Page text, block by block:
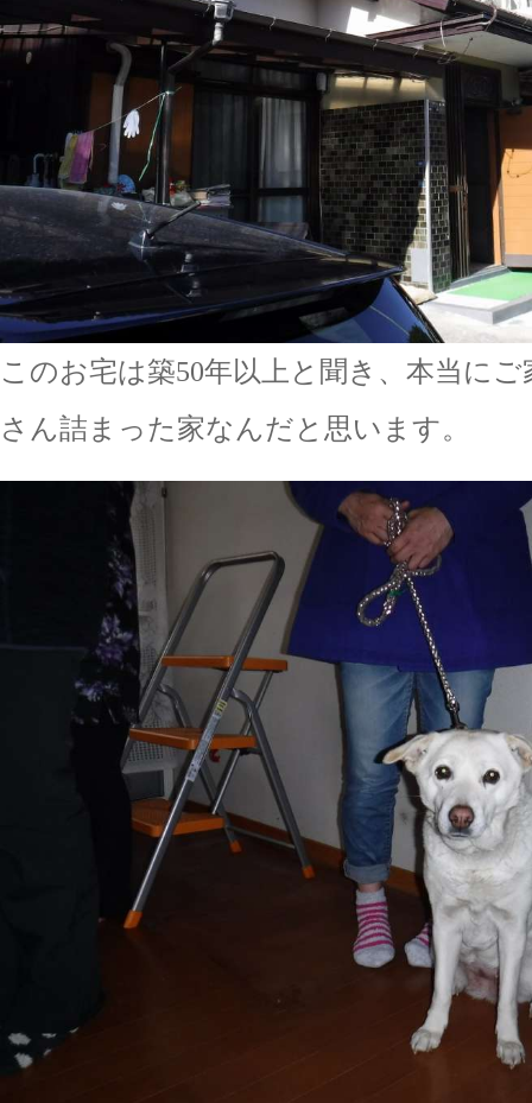
このお宅は築50年以上と聞き、本当に
さん詰まった家なんだと思います。